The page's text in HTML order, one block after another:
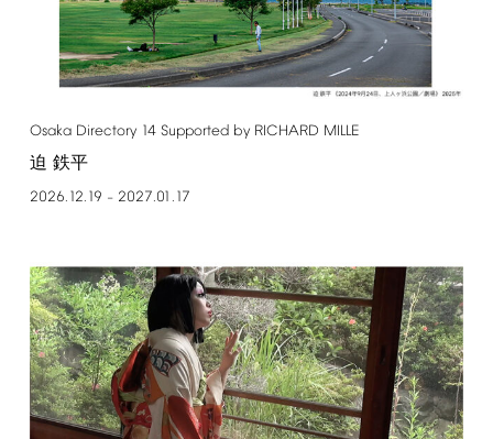
Osaka Directory 14 Supported by RICHARD MILLE
迫 鉄平
2026.12.19 – 2027.01.17